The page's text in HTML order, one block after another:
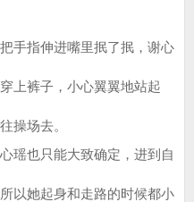
指伸进嘴里抿了抿，谢心
上裤子，小心翼翼地站起
操场去。
也只能大致确定，进到自
以她起身和走路的时候都小